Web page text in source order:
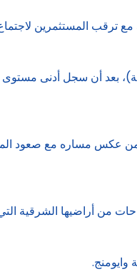
ترقب المستثمرين
صعود المشترين إلى مستوى
أراضيها الشرقية
وايومنج.